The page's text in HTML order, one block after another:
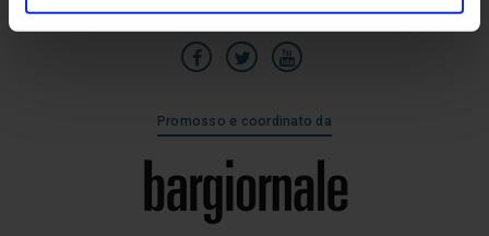
Promosso e coordinato da